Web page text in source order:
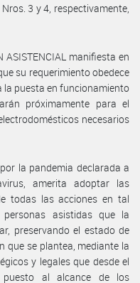
3 y 4, respectivamente,
ASISTENCIAL manifiesta en
su requerimiento obedece
la puesta en funcionamiento
próximamente para el
necesarios
la pandemia declarada a
amerita adoptar las
todas las acciones en tal
asistidas que la
preservando el estado de
que se plantea, mediante la
y legales que desde el
puesto al alcance de los